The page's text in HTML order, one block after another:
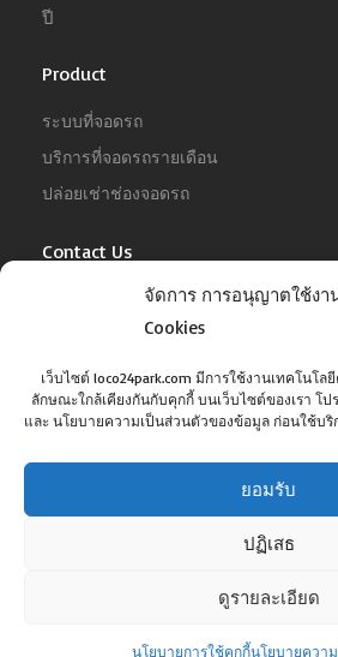
จัดการ การอนุญาตใช้งา
Cookies
เว็บไซต์ loco24park.com มีการใช้งานเทคโนโ
ลักษณะใกล้เคียงกันกับคุกกี้ บนเว็บไซต์ของเรา โ
และ นโยบายความเป็นส่วนตัวของข้อมูล ก่อนใช้บริ
ยอมรับ
ปฏิเสธ
ดูรายละเอียด
นโยบายการใช้คุกกี้นโยบายควา
ปี
Product
ระบบที่จอดรถ
บริการที่จอดรถรายเดือน
ปล่อยเช่าช่องจอดรถ
Contact Us
02-022-4680
For Customer
©Copyright loco24park.com, 2017. All